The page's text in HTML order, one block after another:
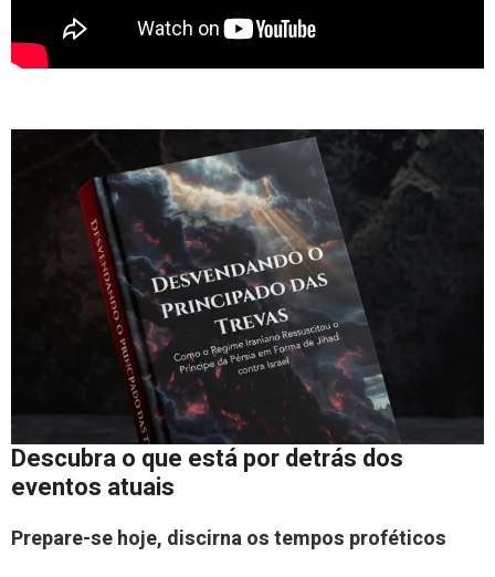
Descubra o que está por detrás dos
eventos atuais
Prepare-se hoje, discirna os tempos proféticos